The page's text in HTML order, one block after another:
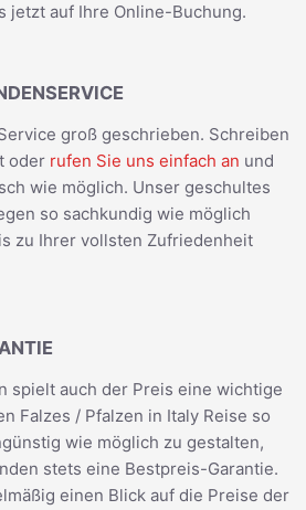
jetzt auf Ihre Online-Buchung.
groß geschrieben. Schreiben
oder rufen Sie uns einfach an und
wie möglich. Unser geschultes
so sachkundig wie möglich
zu Ihrer vollsten Zufriedenheit
spielt auch der Preis eine wichtige
Falzes / Pfalzen in Italy Reise so
wie möglich zu gestalten,
stets eine Bestpreis-Garantie.
einen Blick auf die Preise der